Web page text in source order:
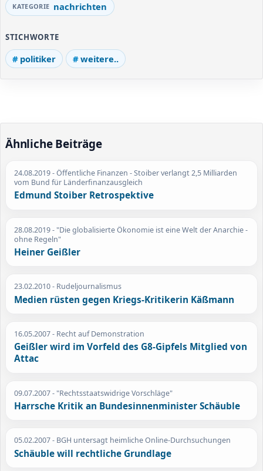
nachrichten
STICHWORTE
politiker weitere..
Ähnliche Beiträge
24.08.2019- Öffentliche Finanzen - Stoiber verlangt 2,5 Milliarden
vom Bund für Länderfinanzausgleich
Edmund Stoiber Retrospektive
28.08.2019- "Die globalisierte Ökonomie ist eine Welt der Anarchie -
ohne Regeln"
Heiner Geißler
23.02.2010- Rudeljournalismus
Medien rüsten gegen Kriegs-Kritikerin Käßmann
16.05.2007- Recht auf Demonstration
Geißler wird im Vorfeld des G8-Gipfels Mitglied von
Attac
09.07.2007- "Rechtsstaatswidrige Vorschläge"
Harrsche Kritik an Bundesinnenminister Schäuble
05.02.2007- BGH untersagt heimliche Online-Durchsuchungen
Schäuble will rechtliche Grundlage